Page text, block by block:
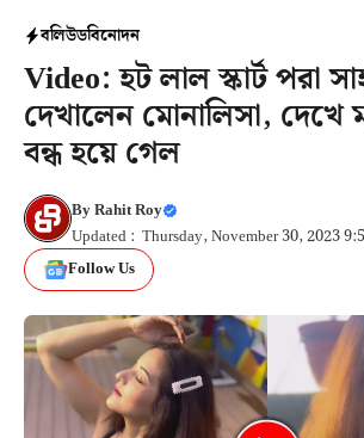
বলিউডবিনোদন
Video: হট লাল স্কার্ট পরা
দেখালেন মোনালিসা, দেখে
বন্ধ হয়ে গেল
ByRahit Roy
Updated : Thursday, November 30, 2023
Follow Us